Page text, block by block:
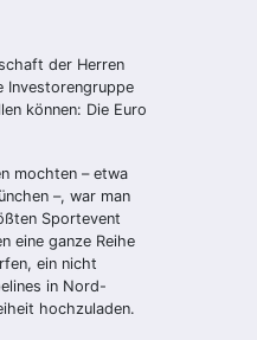
der Herren
Investorengruppe
können: Die Euro
mochten – etwa
–, war man
Sportevent
eine ganze Reihe
ein nicht
in Nord-
hochzuladen.